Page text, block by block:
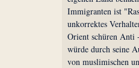
Immigranten ist
unkorrektes
Orient schüren Anti
würde durch seine
von muslimischen